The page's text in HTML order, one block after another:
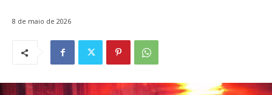
8 de maio de 2026